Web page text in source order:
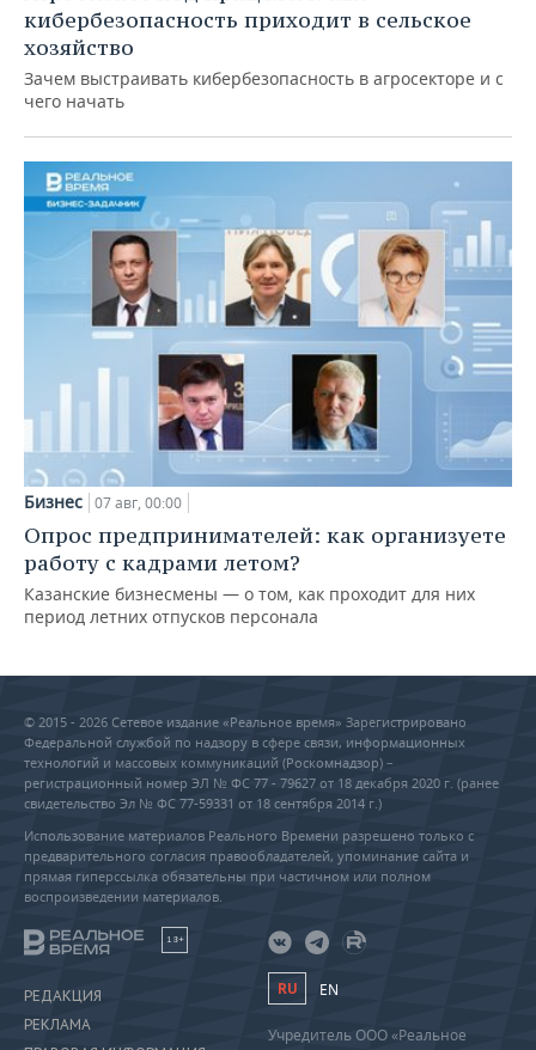
кибербезопасность приходит в сельское
хозяйство
Зачем выстраивать кибербезопасность в агросекторе и с
чего начать
Бизнес 07 авг, 00:00
Опрос предпринимателей: как организуете
работу с кадрами летом?
Казанские бизнесмены — о том, как проходит для них
период летних отпусков персонала
© 2015 - 2026 Сетевое издание «Реальное время» Зарегистрировано
Федеральной службой по надзору в сфере связи, информационных
технологий и массовых коммуникаций (Роскомнадзор) –
регистрационный номер ЭЛ № ФС 77 - 79627 от 18 декабря 2020 г. (ранее
свидетельство Эл № ФС 77-59331 от 18 сентября 2014 г.)
Использование материалов Реального Времени разрешено только с
предварительного согласия правообладателей, упоминание сайта и
прямая гиперссылка обязательны при частичном или полном
воспроизведении материалов.
18+
РЕДАКЦИЯ
РЕКЛАМА
RU EN
Учредитель ООО «Реальное